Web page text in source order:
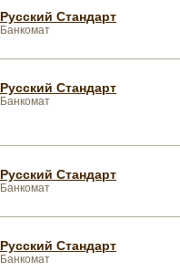
Русский Стандарт
Банкомат
Русский Стандарт
Банкомат
Русский Стандарт
Банкомат
Русский Стандарт
Банкомат